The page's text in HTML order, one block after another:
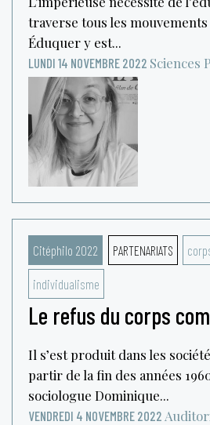
traverse tous les
Éduquer y est...
LUNDI 14 NOVEMBRE 2022 Sciences
Citéphilo 2022 PARTENARIATS
individualisme
Le refus du corps
Il s’est produit dans les
partir de la fin des années
sociologue Dominique...
VENDREDI 4 NOVEMBRE 2022